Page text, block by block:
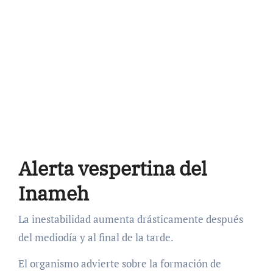
Alerta vespertina del
Inameh
La inestabilidad aumenta drásticamente después
del mediodía y al final de la tarde.
El organismo advierte sobre la formación de